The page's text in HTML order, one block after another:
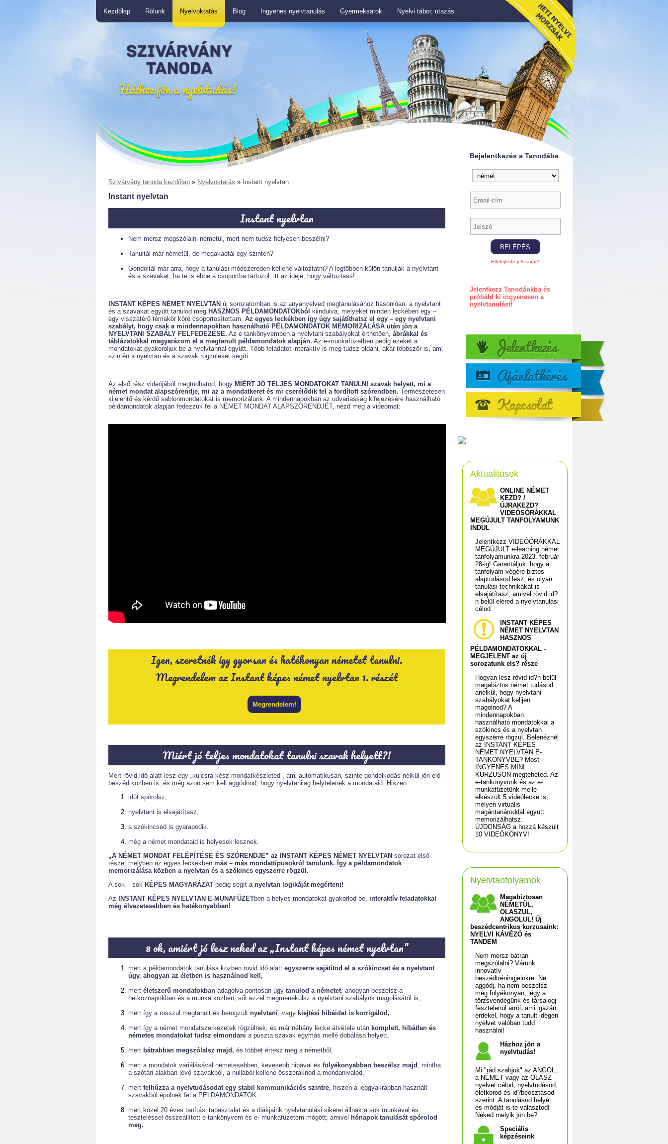
Kezdőlap Rólunk Nyelvoktatás Blog Ingyenes nyelvtanulás Gyermeksarok Nyelvi tábor, utazás
Szivárvány tanoda kezdőlap» Nyelvoktatás » Instant nyelvtan
Instant nyelvtan
Instant nyelvtan
Nem mersz megszólalni németül, mert nem tudsz helyesen beszélni?
Tanultál már németül, de megakadtál egy szinten?
Gondoltál már arra, hogy a tanulási módszereden kellene változtatni? A legtöbben külön tanulják a nyelvtant
és a szavakat, ha te is ebbe a csoportba tartozol, itt az ideje, hogy változtass!
INSTANT KÉPES NÉMET NYELVTANúj sorozatomban is az anyanyelved megtanulásához hasonlóan, a nyelvtant
és a szavakat együtt tanulod meg HASZNOS PÉLDAMONDATOKból kiindulva, melyeket minden leckében egy –
egy visszatérő témakör köré csoportosítottam. Az egyes leckékben így úgy sajátíthatsz el egy – egy nyelvtani
szabályt, hogy csak a mindennapokban használható PÉLDAMONDATOK MEMORIZÁLÁSA után jön a
NYELVTANI SZABÁLY FELFEDEZÉSE. Az e-tankönyvemben a nyelvtani szabályokat érthetően, ábrákkal és
táblázatokkal magyarázom el a megtanult példamondatok alapján. Az e-munkafüzetben pedig ezeket a
mondatokat gyakoroljuk be a nyelvtannal együtt. Több feladatot interaktív is meg tudsz oldani, akár többször is, ami
szintén a nyelvtan és a szavak rögzülését segíti.
Az első rész videójából megtudhatod, hogy MIÉRT JÓ TELJES MONDATOKAT TANULNI szavak helyett, mi a
német mondat alapszórendje, mi az a mondatkeret és mi cserélődik fel a fordított szórendben. Természetesen
kijelentő és kérdő sablonmondatokat is memorizálunk. A mindennapokban az udvariasság kifejezésére használható
példamondatok alapján fedezzük fel a NÉMET MONDAT ALAPSZÓRENDJÉT, nézd meg a videómat:
Igen, szeretnék így gyorsan és hatékonyan németet tanulni.
Megrendelem az Instant képes német nyelvtan 1. részét
Megrendelem!
Miért jó teljes mondatokat tanulni szavak helyett?!
Mert rövid idő alatt lesz egy „kulcsra kész mondatkészleted”, ami automatikusan, szinte gondolkodás nélkül jön elő
beszéd közben is, és még azon sem kell aggódnod, hogy nyelvtanilag helytelenek a mondataid. Hiszen
időt spórolsz,
nyelvtant is elsajátítasz,
a szókincsed is gyarapodik.
még a német mondataid is helyesek lesznek.
„A NÉMET MONDAT FELÉPÍTÉSE ÉS SZÓRENDJE” az INSTANT KÉPES NÉMET NYELVTANsorozat első
része, melyben az egyes leckékben más – más mondattípusokról tanulunk. Így a példamondatok
memorizálása közben a nyelvtan és a szókincs egyszerre rögzül.
A sok – sok KÉPES MAGYARÁZATpedig segít a nyelvtan logikáját megérteni!
Az INSTANT KÉPES NYELVTAN E-MUNAFÜZETben a helyes mondatokat gyakorlod be, interaktív feladatokkal
még élvezetesebben és hatékonyabban!
8 ok, amiért jó lesz neked az „Instant képes német nyelvtan”
mert a példamondatok tanulása közben rövid idő alatt egyszerre sajátítod el a szókincset és a nyelvtant
úgy, ahogyan az életben is használnod kell,
mert életszerű mondatokbanadagolva pontosan úgy tanulod a németet, ahogyan beszélsz a
hétköznapokban és a munka közben, sőt ezzel megmenekülsz a nyelvtani szabályok magolásától is,
mert így a rosszul megtanult és berögzült nyelvtani , vagy kiejtési hibáidat is korrigálod,
mert így a német mondatszerkezetek rögzülnek, és már néhány lecke átvétele után komplett, hibátlan és
németes mondatokat tudsz elmondani a puszta szavak egymás mellé dobálása helyett,
mert bátrabban megszólalsz majd, és többet értesz meg a németből,
mert a mondatok variálásával németesebben, kevesebb hibával és folyékonyabban beszélsz majd , mintha
a szótári alakban lévő szavakból, a nullából kellene összeraknod a mondanivalód,
mert felhúzza a nyelvtudásodat egy stabil kommunikációs szintre, hiszen a leggyakrabban használt
szavakból épülnek fel a PÉLDAMONDATOK,
mert közel 20 éves tanítási tapasztalat és a diákjaink nyelvtanulási sikerei állnak a sok munkával és
teszteléssel összeállított e-tankönyvem és e- munkafüzetem mögött, amivel hónapok tanulását spórolod
meg.
Bejelentkezés a Tanodába
Elfelejtette jelszavát?
Jelentkezz Tanodánkba és
próbáld ki ingyenesen a
nyelvtanulást!
Aktualitások
ONLINE NÉMET
KEZD? /
ÚJRAKEZD?
VIDEÓSÓRÁKKAL
MEGÚJULT TANFOLYAMUNK
INDUL
Jelentkezz VIDEÓÓRÁKKAL
MEGÚJULT e-learning német
tanfolyamunkra 2023. február
28-ig! Garantáljuk, hogy a
tanfolyam végére biztos
alaptudásod lesz, és olyan
tanulási technikákat is
elsajátítasz, amivel rövid id?
n belül eléred a nyelvtanulási
célod.
INSTANT KÉPES
NÉMET NYELVTAN
HASZNOS
PÉLDAMONDATOKKAL -
MEGJELENT az új
sorozatunk els? része
Hogyan lesz rövid id?n belül
magabiztos német tudásod
anélkül, hogy nyelvtani
szabályokat kelljen
magolnod? A
mindennapokban
használható mondatokkal a
szókincs és a nyelvtan
egyszerre rögzül. Belenéznél
az INSTANT KÉPES
NÉMET NYELVTAN E-
TANKÖNYVBE? Most
INGYENES MINI
KURZUSON megteheted. Az
e-tankönyvünk és az e-
munkafüzetünk mellé
elkészült 5 videólecke is,
melyen virtuális
magántanároddal együtt
memorizálhatsz.
ÚJDONSÁG a hozzá készült
10 VIDEÓKÖNYV!
Nyelvtanfolyamok
Magabiztosan
NÉMETÜL,
OLASZUL,
ANGOLUL! Új
beszédcentrikus kurzusaink:
NYELVI KÁVÉZÓ és
TANDEM
Nem mersz bátran
megszólalni? Várunk
innovatív
beszédtréningjeinkre. Ne
aggódj, ha nem beszélsz
még folyékonyan, légy a
törzsvendégünk és társalogj
fesztelenül arról, ami igazán
érdekel, hogy a tanult idegen
nyelvet valóban tudd
használni!
Házhoz jön a
nyelvtudás!
Mi "rád szabjuk" az ANGOL,
a NÉMET vagy az OLASZ
nyelvet célod, nyelvtudásod,
életkorod és id?beosztásod
szerint. A tanulásod helyét
és módját is te választod!
Neked melyik jön be?
Speciális
képzéseink